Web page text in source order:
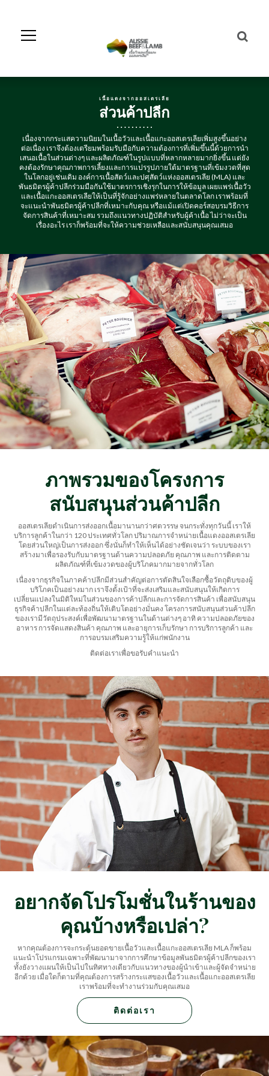
Navigation
เนื้อแดงจากออสเตรเลีย
ส่วนค้าปลีก
เนื่องจากกระแสความนิยมในเนื้อวัวและเนื้อแกะออสเตรเลียเพิ่มสูงขึ้นอย่าง
ต่อเนื่อง เราจึงต้องเตรียมพร้อมรับมือกับความต้องการที่เพิ่มขึ้นนี้ด้วยการนำ
เสนอเนื้อในส่วนต่างๆ และผลิตภัณฑ์ในรูปแบบที่หลากหลายมากยิ่งขึ้น แต่ยัง
คงต้องรักษาคุณภาพการเลี้ยงและการแปรรูปภายใต้มาตรฐานที่เข้มงวดที่สุด
ในโลกอยู่เช่นเดิม องค์การเนื้อสัตว์และปศุสัตว์แห่งออสเตรเลีย (MLA) และ
พันธมิตรผู้ค้าปลีกร่วมมือกันใช้มาตรการเชิงรุกในการให้ข้อมูล เผยแพร่เนื้อวัว
และเนื้อแกะออสเตรเลียให้เป็นที่รู้จักอย่างแพร่หลายในตลาดโลก เราพร้อมที่
จะแนะนำพันธมิตรผู้ค้าปลีกที่เหมาะกับคุณ หรือแม้แต่เปิดคอร์สอบรมวิธีการ
จัดการสินค้าที่เหมาะสม รวมถึงแนวทางปฏิบัติสำหรับผู้ค้าเนื้อ ไม่ว่าจะเป็น
เรื่องอะไร เราก็พร้อมที่จะให้ความช่วยเหลือและสนับสนุนคุณเสมอ
ภาพรวมของโครงการ
สนับสนุนส่วนค้าปลีก
ออสเตรเลียดำเนินการส่งออกเนื้อมานานกว่าศตวรรษ จนกระทั่งทุกวันนี้ เราให้
บริการลูกค้าในกว่า 120 ประเทศทั่วโลก ปริมาณการจำหน่ายเนื้อแดงออสเตรเลีย
โดยส่วนใหญ่เป็นการส่งออก ซึ่งนั่นก็ทำให้เห็นได้อย่างชัดเจนว่า ระบบของเรา
สร้างมาเพื่อรองรับกับมาตรฐานด้านความปลอดภัย คุณภาพ และการติดตาม
ผลิตภัณฑ์ที่เข้มงวดของผู้บริโภคมากมายจากทั่วโลก
เนื่องจากธุรกิจในภาคค้าปลีกมีส่วนสำคัญต่อการตัดสินใจเลือกซื้อวัตถุดิบของผู้
บริโภคเป็นอย่างมาก เราจึงตั้งเป้าที่จะส่งเสริมและสนับสนุนให้เกิดการ
เปลี่ยนแปลงในมิติใหม่ในส่วนของการค้าปลีกและการจัดการสินค้า เพื่อสนับสนุน
ธุรกิจค้าปลีกในแต่ละท้องถิ่นให้เติบโตอย่างมั่นคง โครงการสนับสนุนส่วนค้าปลีก
ของเรามีวัตถุประสงค์เพื่อพัฒนามาตรฐานในด้านต่างๆ อาทิ ความปลอดภัยของ
อาหาร การจัดแสดงสินค้า คุณภาพ และอายุการเก็บรักษา การบริการลูกค้า และ
การอบรมเสริมความรู้ให้แก่พนักงาน
ติดต่อเราเพื่อขอรับคำแนะนำ
อยากจัดโปรโมชั่นในร้านของ
คุณบ้างหรือเปล่า?
หากคุณต้องการจะกระตุ้นยอดขายเนื้อวัวและเนื้อแกะออสเตรเลีย MLA ก็พร้อม
แนะนำโปรแกรมเฉพาะที่พัฒนามาจากการศึกษาข้อมูลพันธมิตรผู้ค้าปลีกของเรา
ทั้งยังวางแผนให้เป็นไปในทิศทางเดียวกับแนวทางของผู้นำเข้าและผู้จัดจำหน่าย
อีกด้วย เมื่อใดก็ตามที่คุณต้องการสร้างกระแสของเนื้อวัวและเนื้อแกะออสเตรเลีย
เราพร้อมที่จะทำงานร่วมกับคุณเสมอ
ติดต่อเรา